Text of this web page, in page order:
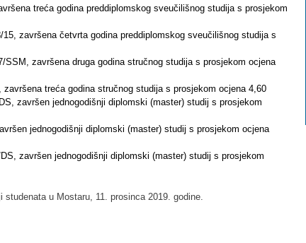
treća godina preddiplomskog sveučilišnog studija s prosjekom
završena četvrta godina preddiplomskog sveučilišnog studija s
SSM, završena druga godina stručnog studija s prosjekom ocjena
treća godina stručnog studija s prosjekom ocjena 4,60
završen jednogodišnji diplomski (master) studij s prosjekom
jednogodišnji diplomski (master) studij s prosjekom ocjena
završen jednogodišnji diplomski (master) studij s prosjekom
u Mostaru, 11. prosinca 2019. godine.